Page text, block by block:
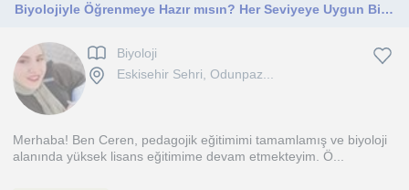
Biyolojiyle Öğrenmeye Hazır mısın? Her Seviyeye Uygun Biyoloji Dersleri: İlkokul Üstü, Lise ve Üniversite
Biyoloji
Eskisehir Sehri, Odunpaz...
Merhaba! Ben Ceren, pedagojik eğitimimi tamamlamış ve biyoloji
alanında yüksek lisans eğitimime devam etmekteyim. Ö...